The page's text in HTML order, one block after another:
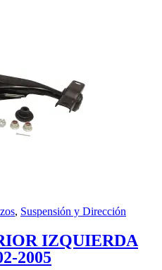
, Suspensión y Dirección
IZQUIERDA
2005